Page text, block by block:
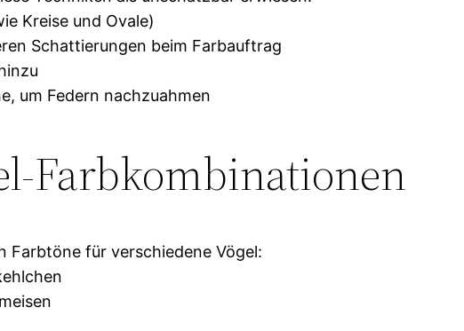
Kreise und Ovale)
Schattierungen beim Farbauftrag
um Federn nachzuahmen
Farbkombinationen
Farbtöne für verschiedene Vögel: